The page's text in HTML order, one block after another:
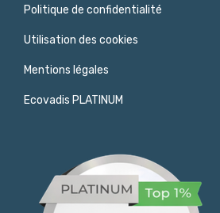
Politique de confidentialité
Utilisation des cookies
Mentions légales
Ecovadis PLATINUM